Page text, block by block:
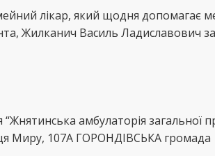
лікар, який щодня
Жилканич Василь Ладиславович
амбулаторія
Миру, 107А ГОРОНДІВСЬКА громада